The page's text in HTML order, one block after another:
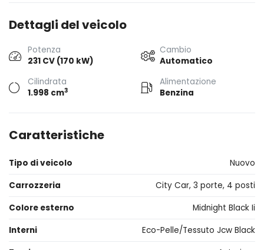
Dettagli del veicolo
Potenza
231 CV (170 kW)
Cambio
Automatico
Cilindrata
1.998 cm3
Alimentazione
Benzina
Caratteristiche
Tipo di veicolo
Nuovo
Carrozzeria
City Car, 3 porte, 4 posti
Colore esterno
Midnight Black Ii
Interni
Eco-Pelle/Tessuto Jcw Black